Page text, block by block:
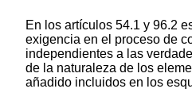
En los artículos 54.1 y 96.2
exigencia en el proceso de
independientes a las
de la naturaleza de los
añadido incluidos en los